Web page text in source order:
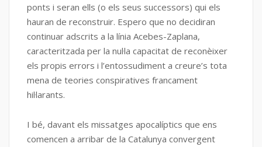
ponts i seran ells (o els seus successors) qui els
hauran de reconstruir. Espero que no decidiran
continuar adscrits a la línia Acebes-Zaplana,
caracteritzada per la nul·la capacitat de reconèixer
els propis errors i l’entossudiment a creure’s tota
mena de teories conspiratives francament
hil·larants.
I bé, davant els missatges apocalíptics que ens
comencen a arribar de la Catalunya convergent